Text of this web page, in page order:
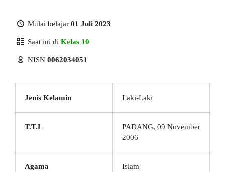
Mulai belajar 01 Juli 2023
Saat ini di Kelas 10
NISN 0062034051
Jenis Kelamin Laki-Laki
T.T.L
PADANG, 09 November
2006
Agama Islam